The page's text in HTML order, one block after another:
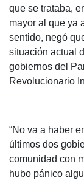
que se trataba,
mayor al que ya
sentido, negó
situación actual
gobiernos del
Revolucionario
“No va a haber
últimos dos
comunidad con
hubo pánico